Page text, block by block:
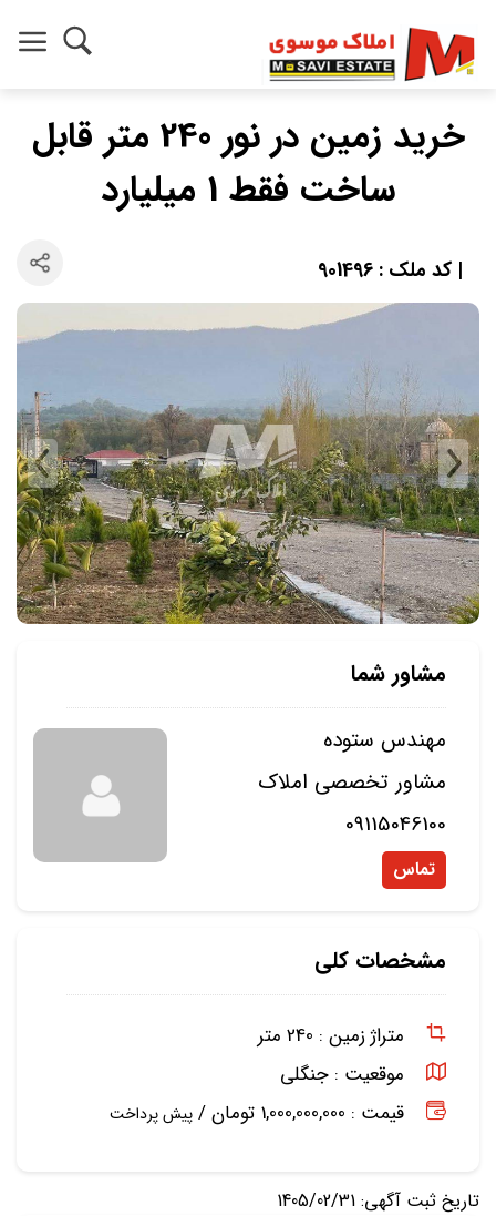
خرید زمین در نور 240 متر قابل
ساخت فقط 1 میلیارد
| کد ملک : 901496
مشاور شما
مهندس ستوده
مشاور تخصصی املاک
09115046100
تماس
مشخصات کلی
متراژ زمین : 240 متر
موقعیت : جنگلی
قیمت : 1,000,000,000 تومان /
پیش پرداخت
تاریخ ثبت آگهی: 1405/02/31